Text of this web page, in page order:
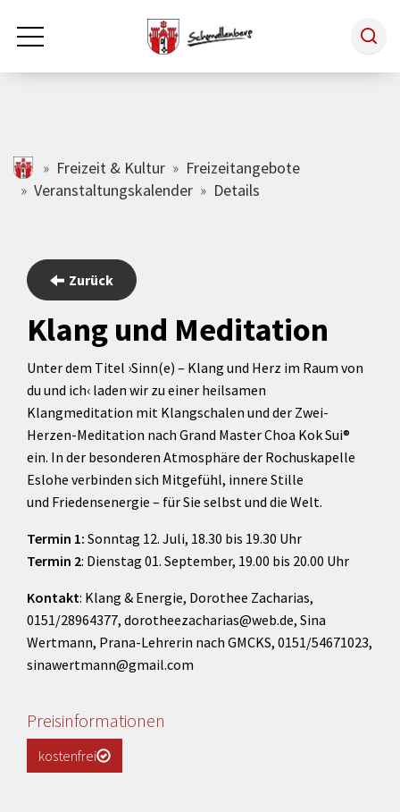
Zum Hauptinhalt springen
Rathaus & Politik
Tourismus
Freizeit & Kultur
Wirtschaft
schmallenberg.de
Freizeit & Kultur
Freizeitangebote
Veranstaltungskalender
Details
Zurück
Klang und Meditation
Unter dem Titel ›Sinn(e) – Klang und Herz im Raum von
du und ich‹ laden wir zu einer heilsamen
Klangmeditation mit Klangschalen und der Zwei-
Herzen-Meditation nach Grand Master Choa Kok Sui®
ein. In der besonderen Atmosphäre der Rochuskapelle
Eslohe verbinden sich Mitgefühl, innere Stille
und Friedensenergie – für Sie selbst und die Welt.
Termin 1: Sonntag 12. Juli, 18.30 bis 19.30 Uhr
Termin 2: Dienstag 01. September, 19.00 bis 20.00 Uhr
Kontakt: Klang & Energie, Dorothee Zacharias,
0151/28964377, dorotheezacharias@web.de, Sina
Wertmann, Prana-Lehrerin nach GMCKS, 0151/54671023,
sinawertmann@gmail.com
Preisinformationen
kostenfrei